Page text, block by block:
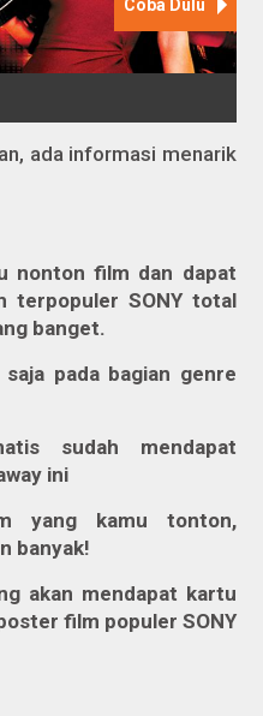
ada informasi menarik
nonton film dan dapat
terpopuler SONY total
banget.
pada bagian genre
sudah mendapat
ini
yang kamu tonton,
banyak!
akan mendapat kartu
film populer SONY